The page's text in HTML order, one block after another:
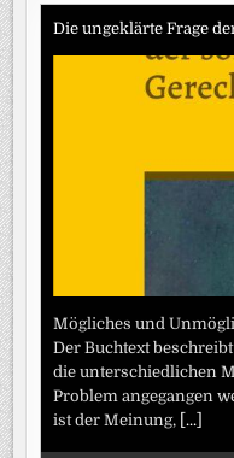
Die ungeklärte Frage
Mögliches und
Der Buchtext
die unterschiedlichen
Problem angegangen
ist der Meinung,
[...]